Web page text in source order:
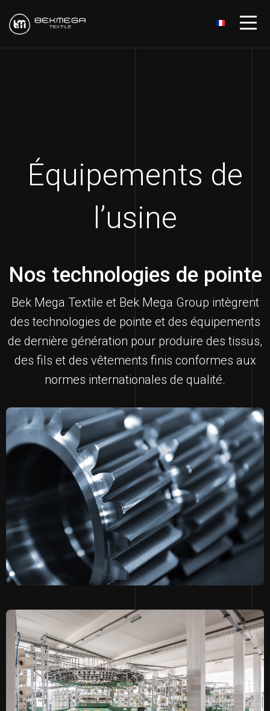
Équipements de
l’usine
Nos technologies de pointe
Bek Mega Textile et Bek Mega Group intègrent
des technologies de pointe et des équipements
de dernière génération pour produire des tissus,
des fils et des vêtements finis conformes aux
normes internationales de qualité.